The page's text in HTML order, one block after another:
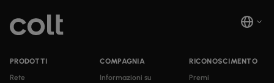
PRODOTTI
Rete
COMPAGNIA
Informazioni su
RICONOSCIMENTO
Premi